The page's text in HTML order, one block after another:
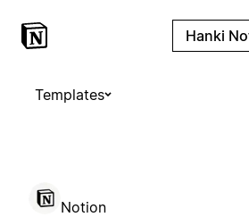
Hanki
Templates
Notion